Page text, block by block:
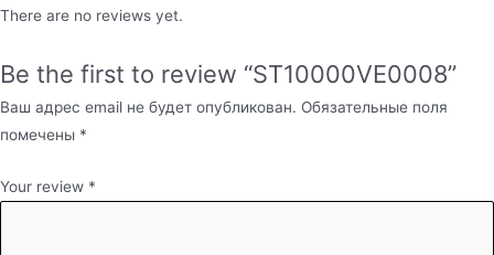
There are no reviews yet.
Be the first to review “ST10000VE0008”
Ваш адрес email не будет опубликован. Обязательные поля
помечены *
Your review *